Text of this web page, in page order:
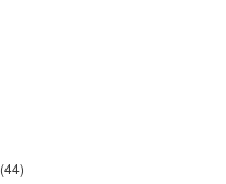
(44)